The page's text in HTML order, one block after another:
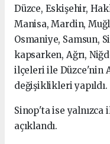
Düzce, Eskişehir,
Manisa, Mardin,
Osmaniye, Samsun,
kapsarken, Ağrı,
ilçeleri ile Düzce'nin
değişiklikleri yapıldı.
Sinop'ta ise yalnızca
açıklandı.